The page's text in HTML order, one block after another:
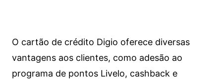
O cartão de crédito Digio oferece diversas
vantagens aos clientes, como adesão ao
programa de pontos Livelo, cashback e